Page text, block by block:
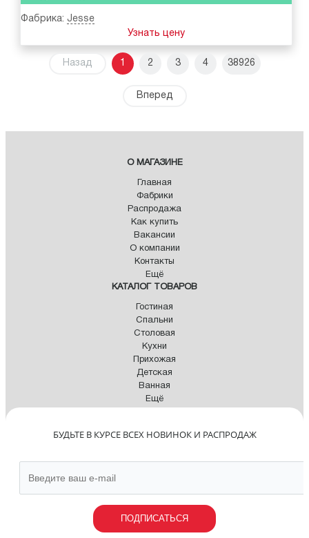
Фабрика: Jesse
Узнать цену
Назад 1 2 3 4 38926
Вперед
О МАГАЗИНЕ
Главная
Фабрики
Распродажа
Как купить
Вакансии
О компании
Контакты
Ещё
КАТАЛОГ ТОВАРОВ
Гостиная
Спальни
Столовая
Кухни
Прихожая
Детская
Ванная
Ещё
БУДЬТЕ В КУРСЕ ВСЕХ НОВИНОК И РАСПРОДАЖ
ПОДПИСАТЬСЯ